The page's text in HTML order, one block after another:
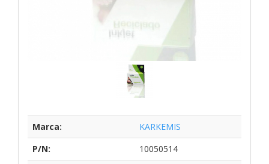
Marca:
KARKEMIS
P/N:
10050514